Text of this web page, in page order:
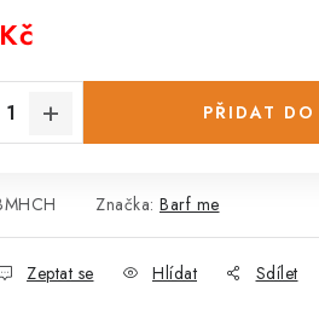
PŘIDAT
Značka: Barf me
Zeptat se Hlídat Sdílet